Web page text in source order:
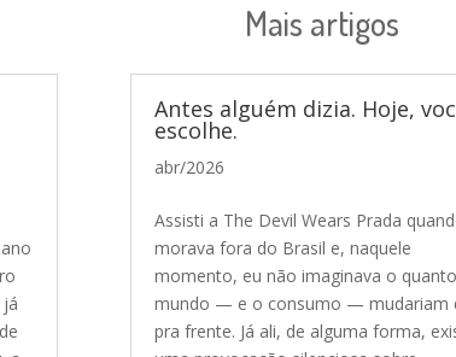
Mais artigos
Antes alguém dizia. Hoje,
escolhe.
abr/2026
Assisti a The Devil Wears Prada
morava fora do Brasil e, naquele
momento, eu não imaginava o
mundo — e o consumo — mudariam
pra frente. Já ali, de alguma forma,